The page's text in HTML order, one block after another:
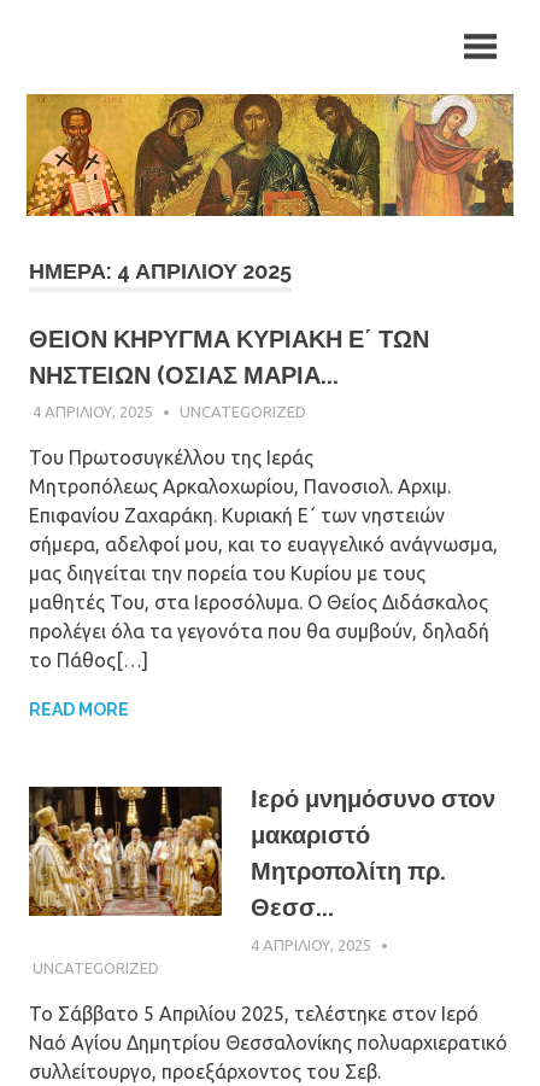
Μητρόπολη
Αρκαλοχωρίου,
Καστελλίου
και
Βιάννου
Καστελλίου
και
Βιάννου
ΗΜΈΡΑ: 4 ΑΠΡΙΛΊΟΥ 2025
ΘΕΙΟΝ ΚΗΡΥΓΜΑ ΚΥΡΙΑΚΗ Ε΄ ΤΩΝ
ΝΗΣΤΕΙΩΝ (ΟΣΙΑΣ ΜΑΡΙΑ...
4 ΑΠΡΙΛΊΟΥ, 2025 ΠΑΤΉΡ ΜΙΧΑΉΛ ΠΑΠΑΪΩΆΝΝΟΥ
UNCATEGORIZED
Του Πρωτοσυγκέλλου της Ιεράς
Μητροπόλεως Αρκαλοχωρίου, Πανοσιολ. Αρχιμ.
Επιφανίου Ζαχαράκη. Κυριακή Ε΄ των νηστειών
σήμερα, αδελφοί μου, και το ευαγγελικό ανάγνωσμα,
μας διηγείται την πορεία του Κυρίου με τους
μαθητές Του, στα Ιεροσόλυμα. Ο Θείος Διδάσκαλος
προλέγει όλα τα γεγονότα που θα συμβούν, δηλαδή
το Πάθος[…]
READ MORE
Ιερό μνημόσυνο στον
μακαριστό
Μητροπολίτη πρ.
Θεσσ...
4 ΑΠΡΙΛΊΟΥ, 2025
UNCATEGORIZED
Το Σάββατο 5 Απριλίου 2025, τελέστηκε στον Ιερό
Ναό Αγίου Δημητρίου Θεσσαλονίκης πολυαρχιερατικό
συλλείτουργο, προεξάρχοντος του Σεβ.